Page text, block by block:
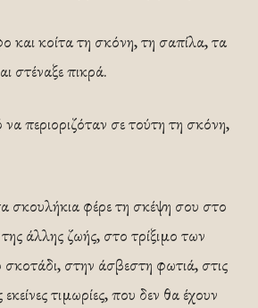
και κοίτα τη σκόνη, τη σαπίλα, τα
στέναξε πικρά.
περιοριζόταν σε τούτη τη σκόνη,
σκουλήκια φέρε τη σκέψη σου στο
άλλης ζωής, στο τρίξιμο των
σκοτάδι, στην άσβεστη φωτιά, στις
τιμωρίες, που δεν θα έχουν